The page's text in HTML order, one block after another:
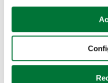
Si lo permite, también
Recopilar información
Identificar su
para buscar
Coches de segunda mano
Coches de km0